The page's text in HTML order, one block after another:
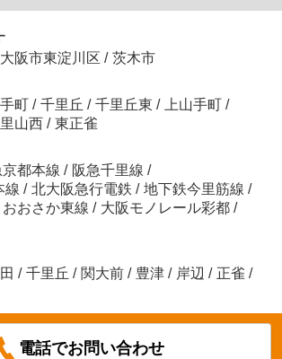
大阪市東淀川区 / 茨木市
町 / 千里丘 / 千里丘東 / 上山手町 /
山西 / 東正雀
京都本線 / 阪急千里線 /
線 / 北大阪急行電鉄 / 地下鉄今里筋線 /
おおさか東線 / 大阪モノレール彩都 /
/ 千里丘 / 関大前 / 豊津 / 岸辺 / 正雀 /
電話でお問い合わせ